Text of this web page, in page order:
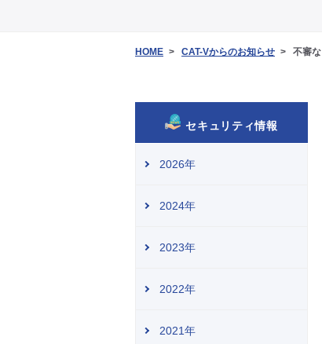
HOME CAT-Vからのお知らせ 不審
セキュリティ情報
2026年
2024年
2023年
2022年
2021年